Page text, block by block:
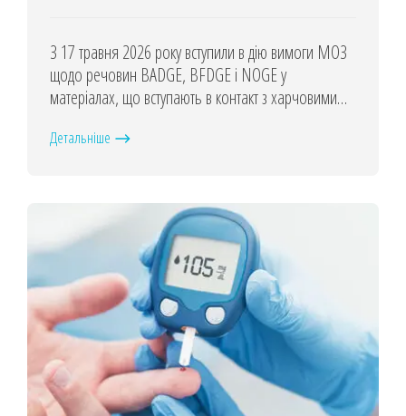
З 17 травня 2026 року вступили в дію вимоги МОЗ
щодо речовин BADGE, BFDGE і NOGE у
матеріалах, що вступають в контакт з харчовими
Детальніше